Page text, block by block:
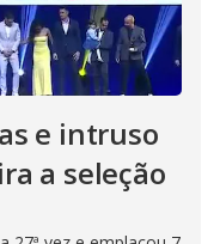
e intruso
a seleção